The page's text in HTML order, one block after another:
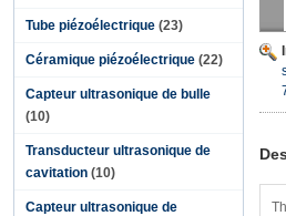
Tube piézoélectrique (23)
Céramique piézoélectrique (22)
Capteur ultrasonique de bulle
(10)
Transducteur ultrasonique de
cavitation (10)
Capteur ultrasonique de